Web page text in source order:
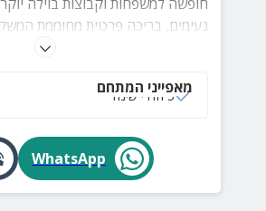
נעימים, בריכה פרטית מחוממת
מאפייני המתחם
5 חדרי שינה
WhatsApp